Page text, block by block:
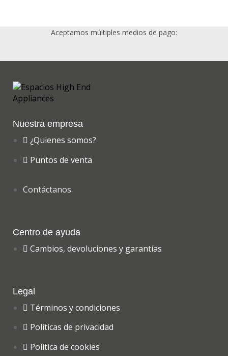
Aceptamos múltiples medios de pago:
Nuestra empresa
¿Quienes somos?
Puntos de venta
Contáctanos
Centro de ayuda
Cambios, devoluciones y garantías
Legal
Términos y condiciones
Políticas de privacidad
Política de cookies